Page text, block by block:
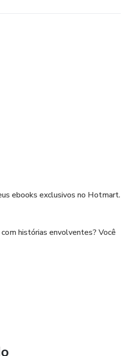
ebooks exclusivos no Hotmart.
histórias envolventes? Você
única e valiosa.